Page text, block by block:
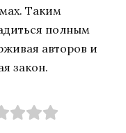
Таким
полным
авторов и
закон.